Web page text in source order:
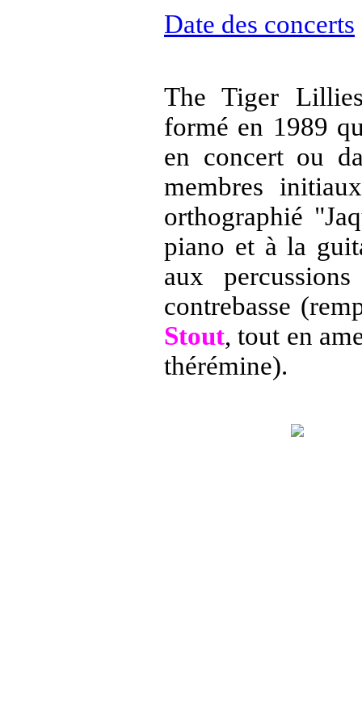
Date des concerts
The Tiger
formé en 1989
en concert ou
membres
orthographié
piano et à la
aux
contrebasse
Stout, tout en
thérémine).